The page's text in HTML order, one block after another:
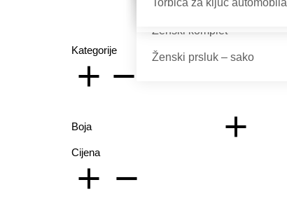
Ženske torbice
Ženski komplet
Ženski prsluk – sako
Papuče
Torbica za ključ automobila
Kategorije
Boja
Cijena